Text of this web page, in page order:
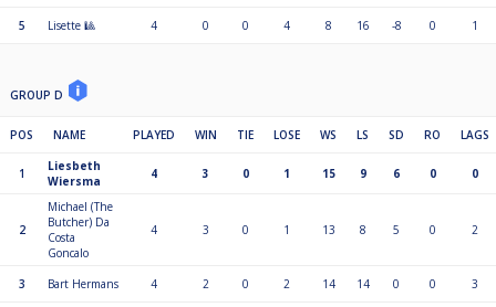
een glimlach.
5
Lisette 🎱 4 0 0 4 8 16 -8 0 1
GROUP D
POS NAME PLAYED WIN TIE LOSE WS LS SD RO LAGS
1
Liesbeth
Wiersma
4 3 0 1 15 9 6 0 0
2
Michael (The
Butcher) Da
Costa
Goncalo
4 3 0 1 13 8 5 0 2
3 Bart Hermans 4 2 0 2 14 14 0 0 3